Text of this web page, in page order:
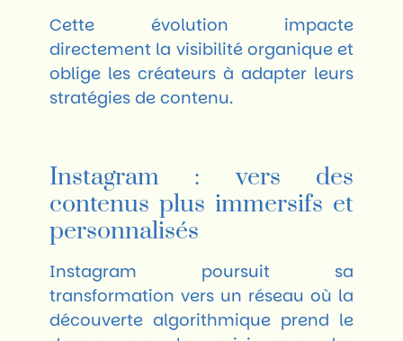
Cette évolution impacte
directement la visibilité organique et
oblige les créateurs à adapter leurs
stratégies de contenu.
Instagram : vers des
contenus plus immersifs et
personnalisés
Instagram poursuit sa
transformation vers un réseau où la
découverte algorithmique prend le